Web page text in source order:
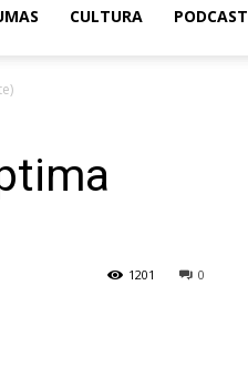
Evolución
CULTURA PODCAST
0
1201